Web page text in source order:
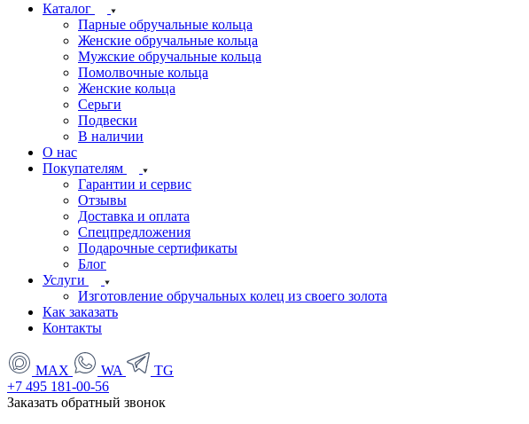
Каталог
Парные обручальные кольца
Женские обручальные кольца
Мужские обручальные кольца
Помолвочные кольца
Женские кольца
Серьги
Подвески
В наличии
О нас
Покупателям
Гарантии и сервис
Отзывы
Доставка и оплата
Спецпредложения
Подарочные сертификаты
Блог
Услуги
Изготовление обручальных колец из своего золота
Как заказать
Контакты
MAX WA
TG
+7 495 181-00-56
Заказать обратный звонок